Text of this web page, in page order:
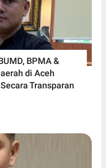
BPMA &
di Aceh
Transparan